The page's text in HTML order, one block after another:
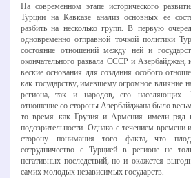
На современном этапе исторического
Турции на Кавказе анализ основных ее
разбить на несколько групп. В первую
одновременно отправной точкой политики
состояние отношений между ней и
окончательного развала СССР и
веские основания для создания особого
как государству, имевшему огромное влияние
региона, так и народов, его населяющих.
отношение со стороны Азербайджана было
то время как Грузия и Армения имели ряд
подозрительности. Однако с течением
сторону понимания того факта, что
сотрудничество с Турцией в регионе не
негативных последствий, но и окажется
самих молодых независимых государств.